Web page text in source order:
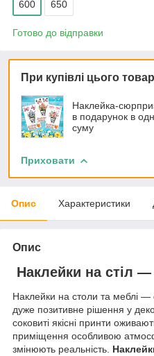
600 650
Готово до відправки
При купівлі цього
Наклейка-
в подарунок в
суму
Приховати
Опис Характеристики
Опис
Наклейки на стіл —
Наклейки на столи та меблі —
дуже позитивне рішення у
соковиті якісні принти
приміщення особливою
змінюють реальність.